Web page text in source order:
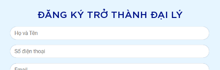
ĐĂNG KÝ TRỞ THÀNH ĐẠI LÝ